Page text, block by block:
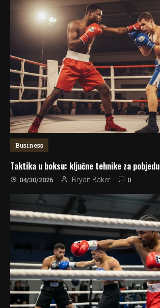
Business
Taktika u boksu: ključne tehnike za pobjedu
04/30/2026 Bryan Baker 0